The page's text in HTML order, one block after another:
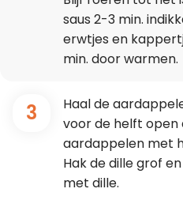
saus 2-3 min.
erwtjes en
min. door warmen.
3
Haal de
voor de helft open
aardappelen met
Hak de dille grof
met dille.